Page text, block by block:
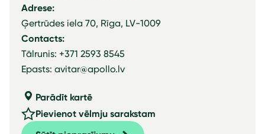
Adrese:
Ģertrūdes iela 70, Rīga, LV-1009
Contacts:
Tālrunis: +371 2593 8545
Epasts: avitar@apollo.lv
Parādīt kartē
Pievienot vēlmju sarakstam